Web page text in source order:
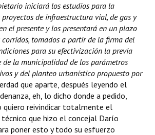
iniciará los estudios para la
de infraestructura vial, de gas y
el presente y los presentará en un plazo
tomados a partir de la firma del
para su efectivización la previa
la municipalidad de los parámetros
y del planteo urbanístico propuesto por
que aparte, después leyendo el
eh, lo dicho donde a pedido,
quiero reivindicar totalmente el
que hizo el concejal Darío
poner esto y todo su esfuerzo